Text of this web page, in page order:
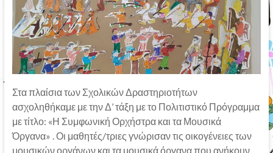
Στα πλαίσια των Σχολικών Δραστηριοτήτων
ασχοληθήκαμε με την Δ’ τάξη με το Πολιτιστικό Πρόγραμμα
με τίτλο: «Η Συμφωνική Ορχήστρα και τα Μουσικά
Όργανα» . Οι μαθητές/τριες γνώρισαν τις οικογένειες των
μουσικών οργάνων και τα μουσικά όργανα που ανήκουν